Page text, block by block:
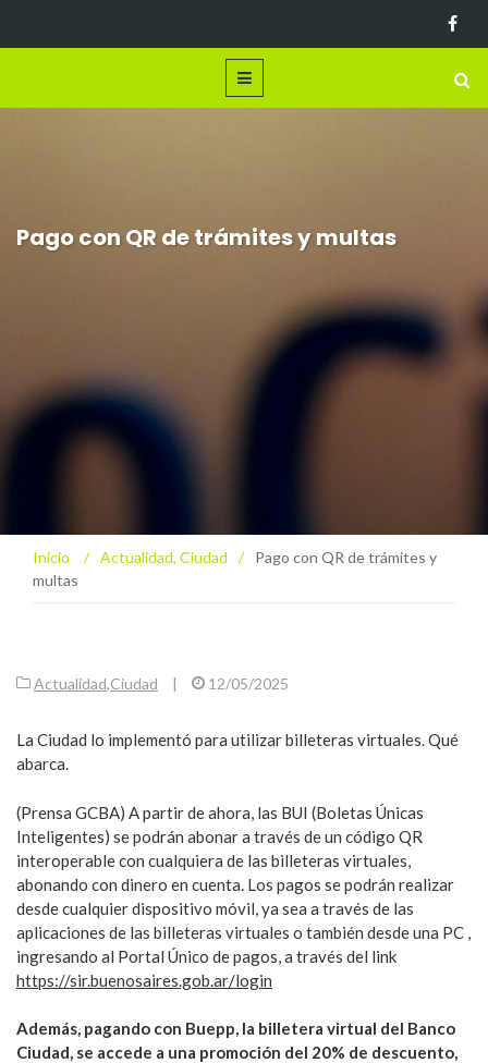
Pago con QR de trámites y multas
Inicio / Actualidad, Ciudad /
Pago con QR de trámites y
multas
Actualidad,Ciudad | 12/05/2025
La Ciudad lo implementó para utilizar billeteras virtuales. Qué
abarca.
(Prensa GCBA) A partir de ahora, las BUI (Boletas Únicas
Inteligentes) se podrán abonar a través de un código QR
interoperable con cualquiera de las billeteras virtuales,
abonando con dinero en cuenta. Los pagos se podrán realizar
desde cualquier dispositivo móvil, ya sea a través de las
aplicaciones de las billeteras virtuales o también desde una PC ,
ingresando al Portal Único de pagos, a través del link
https://sir.buenosaires.gob.ar/login
Además, pagando con Buepp, la billetera virtual del Banco
Ciudad, se accede a una promoción del 20% de descuento,